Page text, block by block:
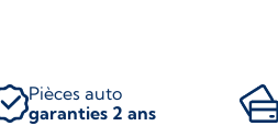
Pièces auto
garanties 2 ans